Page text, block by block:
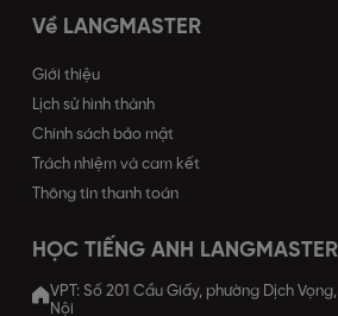
Về LANGMASTER
Giới thiệu
Lịch sử hình thành
Chính sách bảo mật
Trách nhiệm và cam kết
Thông tin thanh toán
HỌC TIẾNG ANH LANGMASTER
VPT: Số 201 Cầu Giấy, phường Dịch
Nội